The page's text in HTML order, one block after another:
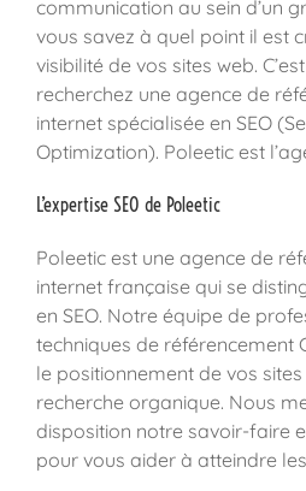
communication au sein d’un
vous savez à quel point il est
visibilité de vos sites web.
recherchez une agence de
internet spécialisée en SEO
Optimization). Poleetic est
L’expertise SEO de Poleetic
Poleetic est une agence de
internet française qui se
en SEO. Notre équipe de
techniques de référencement
le positionnement de vos
recherche organique. Nous
disposition notre savoir-faire
pour vous aider à atteindre